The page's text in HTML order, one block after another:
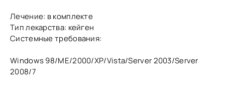
Лечение: в комплекте
Тип лекарства: кейген
Системные требования:
Windows 98/ME/2000/XP/Vista/Server 2003/Server
2008/7